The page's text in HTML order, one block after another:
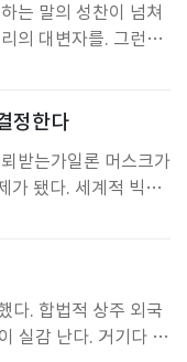
다.누가 옳고 그른지,
는 말의 성찬이 넘쳐
의 대변자를. 그런데
정치에서 드러난다.
기할 때 우리는 종종
지지 않는다. 정치는
정한다
받는가일론 머스크가
가 됐다. 세계적 빅테
력에 노골적인 구애
쳐지는 듯하다. 세계
우리는 더 이상 변방
다. 합법적 상주 외국
실감 난다. 거기다 외